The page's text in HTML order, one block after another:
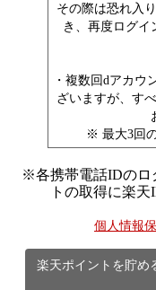
その際は恐れ入
き、再度ログイ
・複数回dアカウ
ざいますが、す
※ 最大3回の
※各携帯電話IDのロ
トの取得に楽
個人情報
楽天ポイントを貯め